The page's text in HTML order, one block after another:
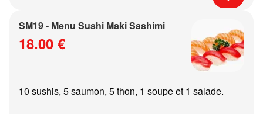
SM19 - Menu Sushi Maki Sashimi
18.00 €
10 sushis, 5 saumon, 5 thon, 1 soupe et 1 salade.